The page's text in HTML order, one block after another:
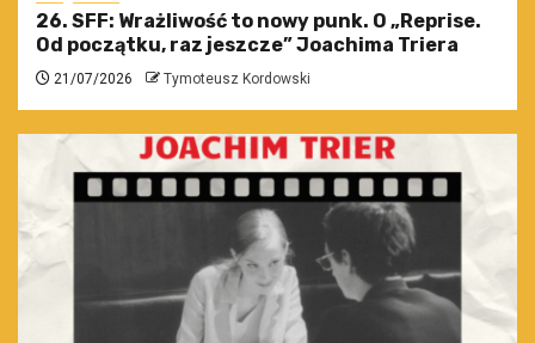
26. SFF: Wrażliwość to nowy punk. O „Reprise.
Od początku, raz jeszcze” Joachima Triera
21/07/2026 Tymoteusz Kordowski